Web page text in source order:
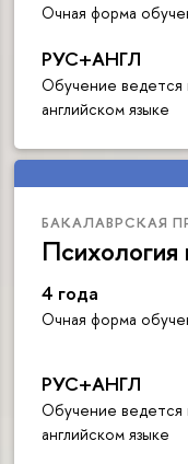
Очная форма
РУС+АНГЛ
Обучение ведется
английском языке
БАКАЛАВРСКАЯ
Психология
4 года
Очная форма
РУС+АНГЛ
Обучение ведется
английском языке